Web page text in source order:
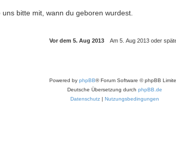
bitte mit, wann du geboren wurdest.
Powered by phpBB® Forum Software © phpBB
Deutsche Übersetzung durch phpBB.de
Datenschutz| Nutzungsbedingungen